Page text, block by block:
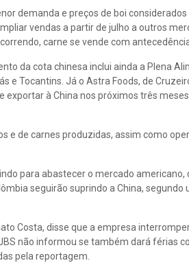
demanda e preços de boi
vendas a partir de julho a outros
carne se vende com
da cota chinesa inclui ainda a Plena
e Tocantins. Já o Astra Foods, de
à China nos próximos três
e de carnes produzidas, assim como
para abastecer o mercado
seguirão suprindo a China, segundo
Costa, disse que a empresa
não informou se também dará férias
pela reportagem.